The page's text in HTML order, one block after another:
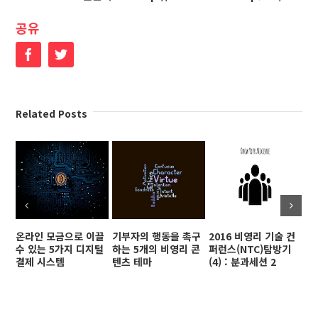
공유
FacebookTwitter
Related Posts
온라인 모금으로 이끌
수 있는 5가지 디지털
결제 시스템
기부자의 행동을 촉구
하는 5개의 비영리 콘
텐츠 테마
2016 비영리 기술 컨
퍼런스(NTC)탐방기
(4) : 분과세션 2